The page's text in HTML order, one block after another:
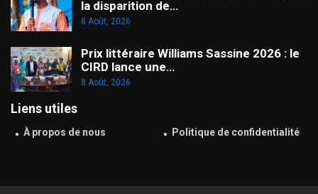
la disparition de…
8 Août, 2026
Prix littéraire Williams Sassine 2026 : le
CIRD lance une…
8 Août, 2026
Liens utiles
À propos de nous Politique de confidentialité